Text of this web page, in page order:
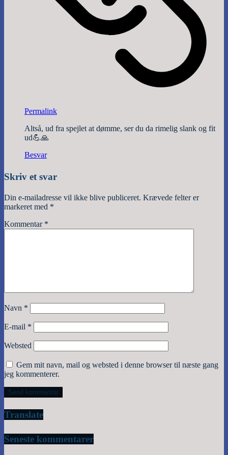
Permalink
Altså, ud fra spejlet at dømme, ser du da rimelig slank og fit
ud💪🙏
Besvar
Skriv et svar
Din e-mailadresse vil ikke blive publiceret. Krævede felter er
markeret med *
Kommentar *
Navn *
E-mail *
Websted
Gem mit navn, mail og websted i denne browser til næste gang
jeg kommenterer.
Translate
Seneste kommentarer